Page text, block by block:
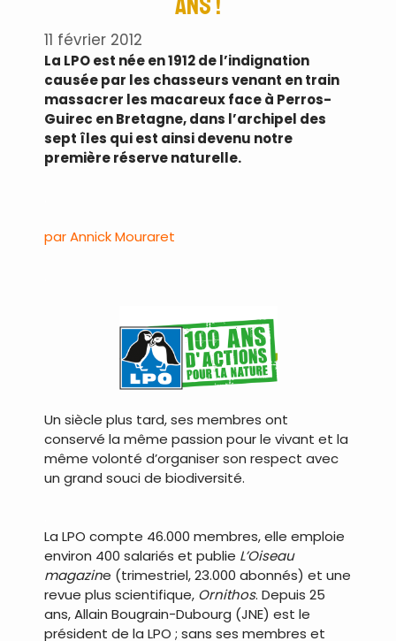
11 février 2012
La LPO est née en 1912 de l’indignation
causée par les chasseurs venant en train
massacrer les macareux face à Perros-
Guirec en Bretagne, dans l’archipel des
sept îles qui est ainsi devenu notre
première réserve naturelle.
par Annick Mouraret
Un siècle plus tard, ses membres ont
conservé la même passion pour le vivant et la
même volonté d’organiser son respect avec
un grand souci de biodiversité.
La LPO compte 46.000 membres, elle emploie
environ 400 salariés et publie L’Oiseau
magazine (trimestriel, 23.000 abonnés) et une
revue plus scientifique, Ornithos. Depuis 25
ans, Allain Bougrain-Dubourg (JNE) est le
président de la LPO ; sans ses membres et